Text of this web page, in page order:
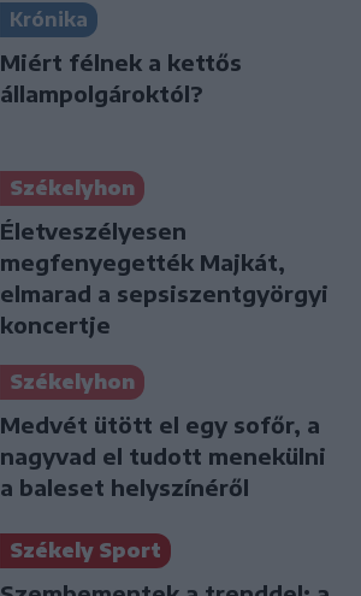
Krónika
Miért félnek a kettős
állampolgároktól?
Székelyhon
Életveszélyesen
megfenyegették Majkát,
elmarad a sepsiszentgyörgyi
koncertje
Székelyhon
Medvét ütött el egy sofőr, a
nagyvad el tudott menekülni
a baleset helyszínéről
Székely Sport